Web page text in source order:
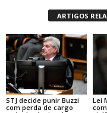
ARTIGOS
STJ decide punir Buzzi
com perda de cargo
Lei